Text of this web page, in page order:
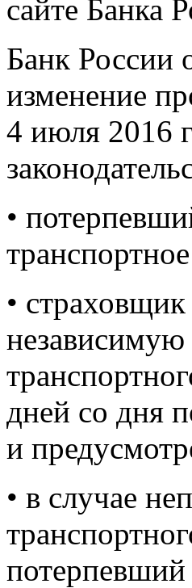
сайте Банка
Банк России
изменение
4 июля 2016
•
•
независимую
дней со дня
и
• в случае
потерпевший